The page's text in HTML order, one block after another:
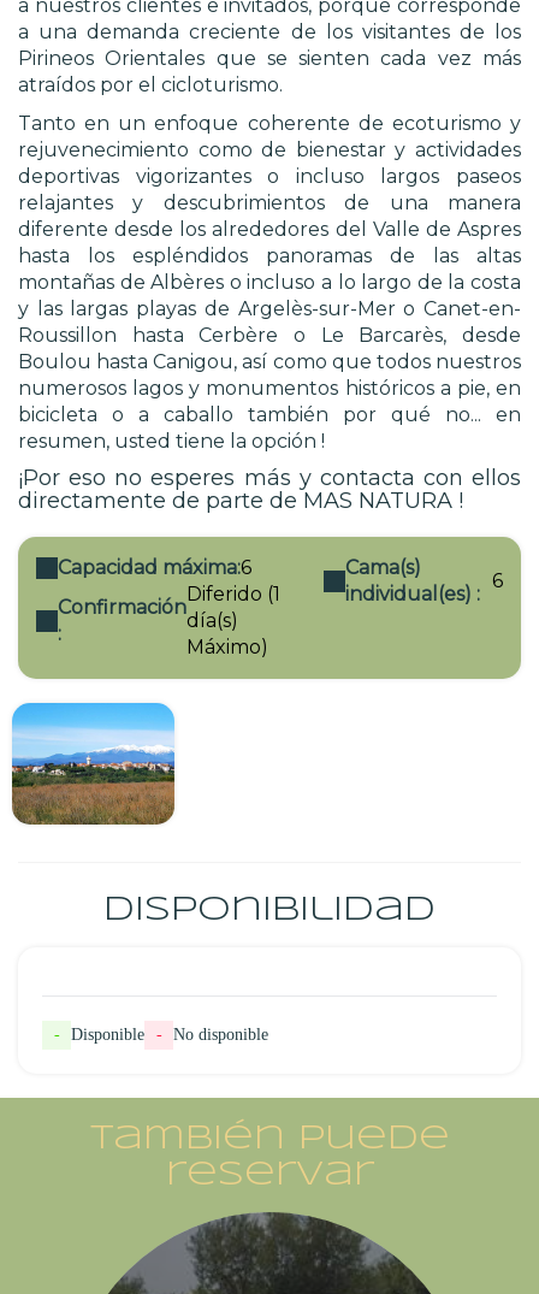
a nuestros clientes e invitados, porque corresponde
a una demanda creciente de los visitantes de los
Pirineos Orientales que se sienten cada vez más
atraídos por el cicloturismo.
Tanto en un enfoque coherente de ecoturismo y
rejuvenecimiento como de bienestar y actividades
deportivas vigorizantes o incluso largos paseos
relajantes y descubrimientos de una manera
diferente desde los alrededores del Valle de Aspres
hasta los espléndidos panoramas de las altas
montañas de Albères o incluso a lo largo de la costa
y las largas playas de Argelès-sur-Mer o Canet-en-
Roussillon hasta Cerbère o Le Barcarès, desde
Boulou hasta Canigou, así como que todos nuestros
numerosos lagos y monumentos históricos a pie, en
bicicleta o a caballo también por qué no... en
resumen, usted tiene la opción !
¡Por eso no esperes más y contacta con ellos
directamente de parte de MAS NATURA !
Capacidad máxima:6
Confirmación
:
Diferido (1
día(s)
Máximo)
Cama(s)
individual(es) :
6
Disponibilidad
- Disponible - No disponible
También puede
reservar